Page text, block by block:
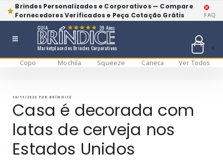
Brindes Personalizados e Corporativos — Compare
Fornecedores Verificados e Peça Cotação Grátis
FAQ
Marketplace dos Brindes Corporativos
GUIA 39 Anos
Copo Mochila Squeeze Caneca
Ver Todos
conteúdo
PUBLICADO
10/11/2020 PORBRÍNDICE
Casa é decorada com
latas de cerveja nos
Estados Unidos